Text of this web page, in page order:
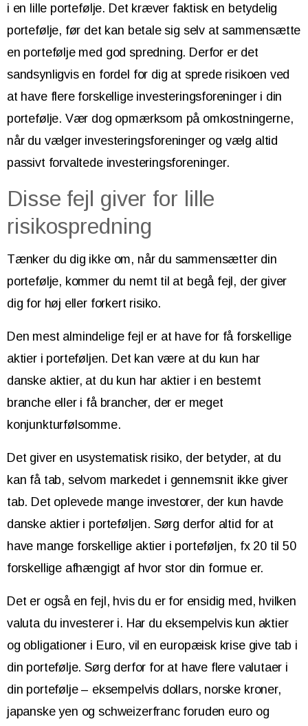
i en lille portefølje. Det kræver faktisk en betydelig
portefølje, før det kan betale sig selv at sammensætte
en portefølje med god spredning. Derfor er det
sandsynligvis en fordel for dig at sprede risikoen ved
at have flere forskellige investeringsforeninger i din
portefølje. Vær dog opmærksom på omkostningerne,
når du vælger investeringsforeninger og vælg altid
passivt forvaltede investeringsforeninger.
Disse fejl giver for lille
risikospredning
Tænker du dig ikke om, når du sammensætter din
portefølje, kommer du nemt til at begå fejl, der giver
dig for høj eller forkert risiko.
Den mest almindelige fejl er at have for få forskellige
aktier i porteføljen. Det kan være at du kun har
danske aktier, at du kun har aktier i en bestemt
branche eller i få brancher, der er meget
konjunkturfølsomme.
Det giver en usystematisk risiko, der betyder, at du
kan få tab, selvom markedet i gennemsnit ikke giver
tab. Det oplevede mange investorer, der kun havde
danske aktier i porteføljen. Sørg derfor altid for at
have mange forskellige aktier i porteføljen, fx 20 til 50
forskellige afhængigt af hvor stor din formue er.
Det er også en fejl, hvis du er for ensidig med, hvilken
valuta du investerer i. Har du eksempelvis kun aktier
og obligationer i Euro, vil en europæisk krise give tab i
din portefølje. Sørg derfor for at have flere valutaer i
din portefølje – eksempelvis dollars, norske kroner,
japanske yen og schweizerfranc foruden euro og